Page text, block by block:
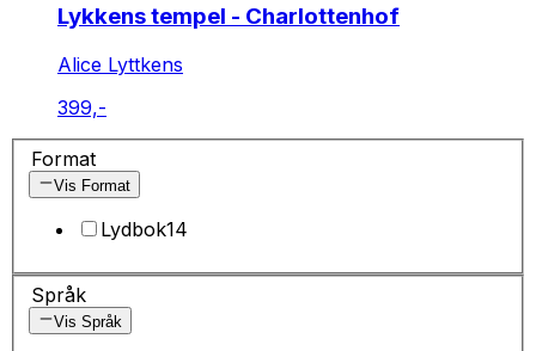
Lykkens tempel - Charlottenhof
Alice Lyttkens
399,-
Format
Vis Format
Lydbok14
Språk
Vis Språk